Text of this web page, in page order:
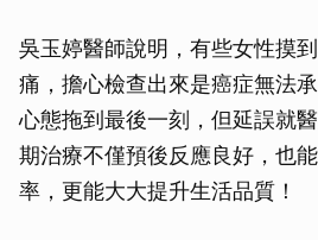
吳玉婷醫師說明，有些女性摸
痛，擔心檢查出來是癌症無法
心態拖到最後一刻，但延誤就
期治療不僅預後反應良好，也
率，更能大大提升生活品質！